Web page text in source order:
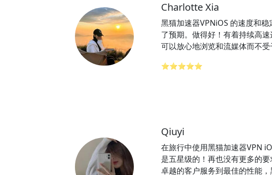
Charlotte Xia
黑猫加速器VPNiOS 的速度和稳
了预期。做得好！有着持续高
可以放心地浏览和流媒体而不受
⭐⭐⭐⭐⭐
Qiuyi
在旅行中使用黑猫加速器VPN
是五星级的！再也没有更多的
卓越的客户服务到最佳的性能